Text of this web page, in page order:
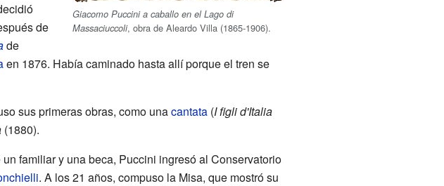
Giacomo Puccini a caballo en el Lago di
Massaciuccoli, obra de Aleardo Villa (1865-1906).
de
de
en 1876. Había caminado hasta allí porque el tren se
sus primeras obras, como unacantata(I figli d'Italia
(1880).
familiar y una beca, Puccini ingresó al Conservatorio
. A los 21 años, compuso la Misa, que mostró su